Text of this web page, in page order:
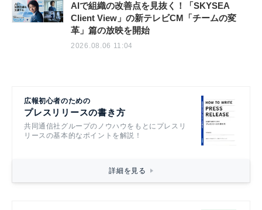
AIで組織の改善点を見抜く！「SKYSEA
Client View」の新テレビCM「チームの変
革」篇の放映を開始
2026.08.06 11:04
広報初心者のための
プレスリリースの書き方
共同通信社グループのノウハウをもとにプレスリ
リースの基本的なポイントを解説！
詳細を見る